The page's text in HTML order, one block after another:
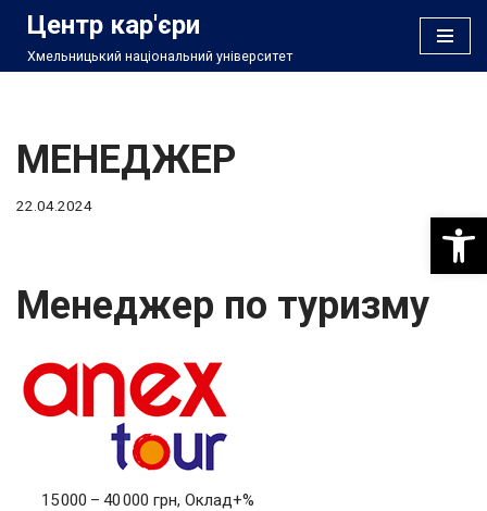
Перейти
Центр кар'єри
Хмельницький національний університет
МЕНЕДЖЕР
22.04.2024
Менеджер по туризму
15 000 – 40 000 грн, Оклад+%